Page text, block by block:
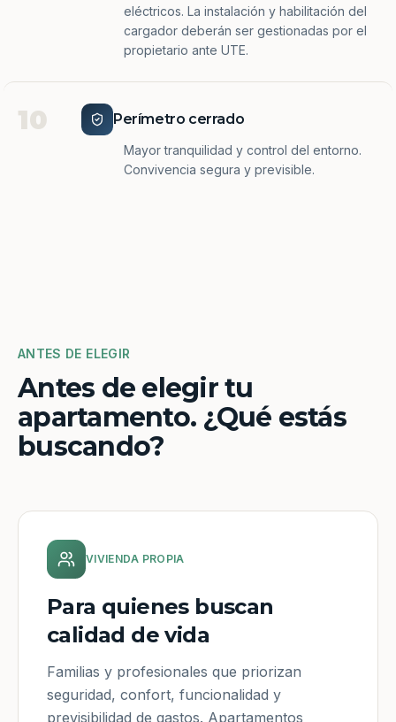
eléctricos. La instalación y habilitación del
cargador deberán ser gestionadas por el
propietario ante UTE.
10 Perímetro cerrado
Mayor tranquilidad y control del entorno.
Convivencia segura y previsible.
ANTES DE ELEGIR
Antes de elegir tu
apartamento. ¿Qué estás
buscando?
VIVIENDA PROPIA
Para quienes buscan
calidad de vida
Familias y profesionales que priorizan
seguridad, confort, funcionalidad y
previsibilidad de gastos. Apartamentos